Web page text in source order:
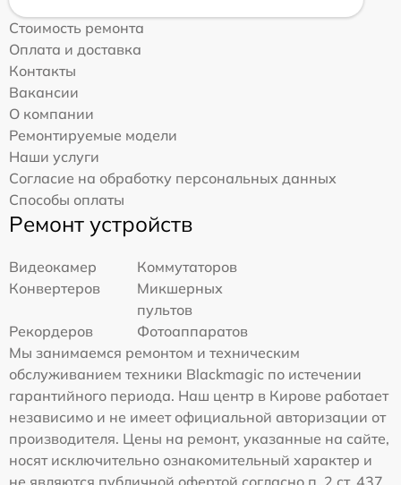
Стоимость ремонта
Оплата и доставка
Контакты
Вакансии
О компании
Ремонтируемые модели
Наши услуги
Согласие на обработку персональных данных
Способы оплаты
Ремонт устройств
Видеокамер
Коммутаторов
Конвертеров
Микшерных
пультов
Рекордеров
Фотоаппаратов
Мы занимаемся ремонтом и техническим
обслуживанием техники Blackmagic по истечении
гарантийного периода. Наш центр в Кирове работает
независимо и не имеет официальной авторизации от
производителя. Цены на ремонт, указанные на сайте,
носят исключительно ознакомительный характер и
не являются публичной офертой согласно п. 2 ст. 437